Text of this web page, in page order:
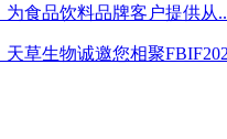
为食品饮料品牌客户提供从